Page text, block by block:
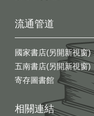
流通管道
國家書店(另開新視窗)
五南書店(另開新視窗)
寄存圖書館
相關連結